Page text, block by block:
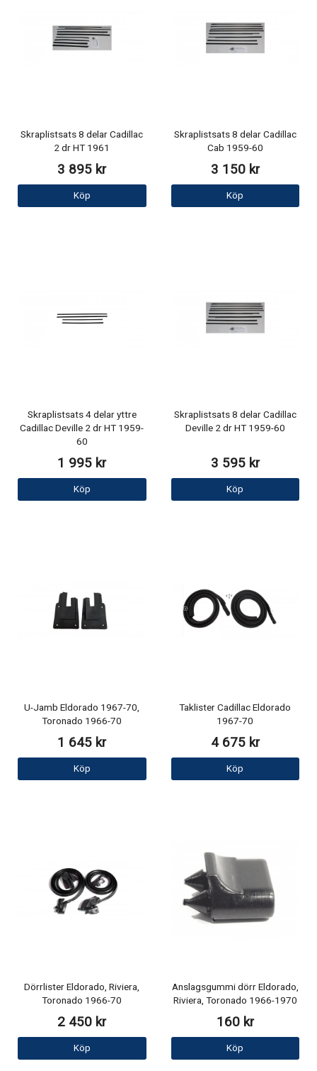
Skraplistsats 8 delar Cadillac
2 dr HT 1961
3 895 kr
Köp
Skraplistsats 8 delar Cadillac
Cab 1959-60
3 150 kr
Köp
Skraplistsats 4 delar yttre
Cadillac Deville 2 dr HT 1959-
60
1 995 kr
Köp
Skraplistsats 8 delar Cadillac
Deville 2 dr HT 1959-60
3 595 kr
Köp
U-Jamb Eldorado 1967-70,
Toronado 1966-70
1 645 kr
Köp
Taklister Cadillac Eldorado
1967-70
4 675 kr
Köp
Dörrlister Eldorado, Riviera,
Toronado 1966-70
2 450 kr
Köp
Anslagsgummi dörr Eldorado,
Riviera, Toronado 1966-1970
160 kr
Köp